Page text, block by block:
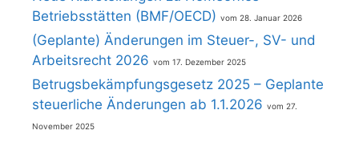
Betriebsstätten (BMF/OECD)
28. Januar 2026
(Geplante) Änderungen im Steuer-, SV- und
Arbeitsrecht 2026
17. Dezember 2025
Betrugsbekämpfungsgesetz 2025 – Geplante
steuerliche Änderungen ab 1.1.2026
27.
November 2025